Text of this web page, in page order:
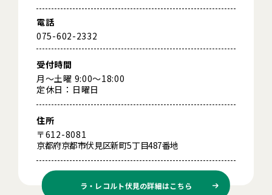
電話
075-602-2332
受付時間
月～土曜 9:00～18:00
定休日：日曜日
住所
〒612-8081
京都府京都市伏見区新町5丁目487番地
ラ・レコルト伏見の詳細はこちら